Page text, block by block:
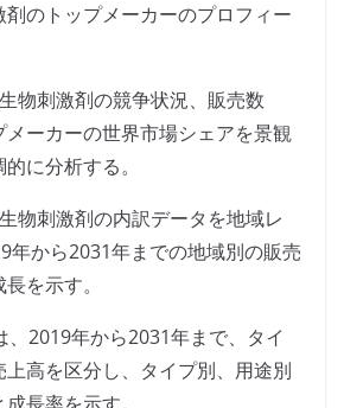
のトップメーカーのプロフィー
物刺激剤の競争状況、販売数
ーカーの世界市場シェアを景観
に分析する。
物刺激剤の内訳データを地域レ
年から2031年までの地域別の販売
を示す。
、2019年から2031年まで、タイ
高を区分し、タイプ別、用途別